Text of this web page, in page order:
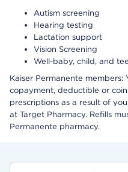
Autism screening
Hearing testing
Lactation support
Vision Screening
Well-baby, child, and
Kaiser Permanente
copayment, deductible or
prescriptions as a result of
at Target Pharmacy. Refills
Permanente pharmacy.